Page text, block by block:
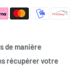
de manière
récupérer votre